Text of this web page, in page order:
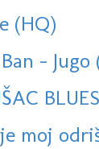
(HQ)
- Jugo
BLUES
moj